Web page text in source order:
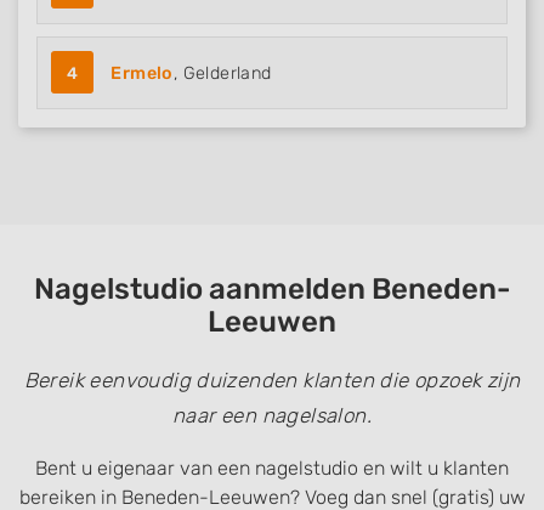
4 Ermelo, Gelderland
Nagelstudio aanmelden Beneden-
Leeuwen
Bereik eenvoudig duizenden klanten die opzoek zijn
naar een nagelsalon.
Bent u eigenaar van een nagelstudio en wilt u klanten
bereiken in Beneden-Leeuwen? Voeg dan snel (gratis) uw